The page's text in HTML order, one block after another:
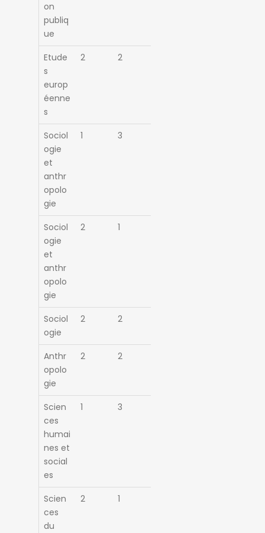
on
publiq
ue
Etude
s
europ
éenne
s
2 2
Sociol
ogie
et
anthr
opolo
gie
1 3
Sociol
ogie
et
anthr
opolo
gie
2 1
Sociol
ogie
2 2
Anthr
opolo
gie
2 2
Scien
ces
humai
nes et
social
es
1 3
Scien
ces
du
2 1